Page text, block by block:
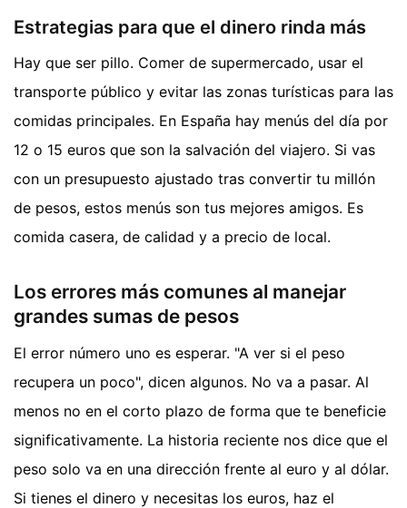
Estrategias para que el dinero rinda más
Hay que ser pillo. Comer de supermercado, usar el
transporte público y evitar las zonas turísticas para las
comidas principales. En España hay menús del día por
12 o 15 euros que son la salvación del viajero. Si vas
con un presupuesto ajustado tras convertir tu millón
de pesos, estos menús son tus mejores amigos. Es
comida casera, de calidad y a precio de local.
Los errores más comunes al manejar
grandes sumas de pesos
El error número uno es esperar. "A ver si el peso
recupera un poco", dicen algunos. No va a pasar. Al
menos no en el corto plazo de forma que te beneficie
significativamente. La historia reciente nos dice que el
peso solo va en una dirección frente al euro y al dólar.
Si tienes el dinero y necesitas los euros, haz el